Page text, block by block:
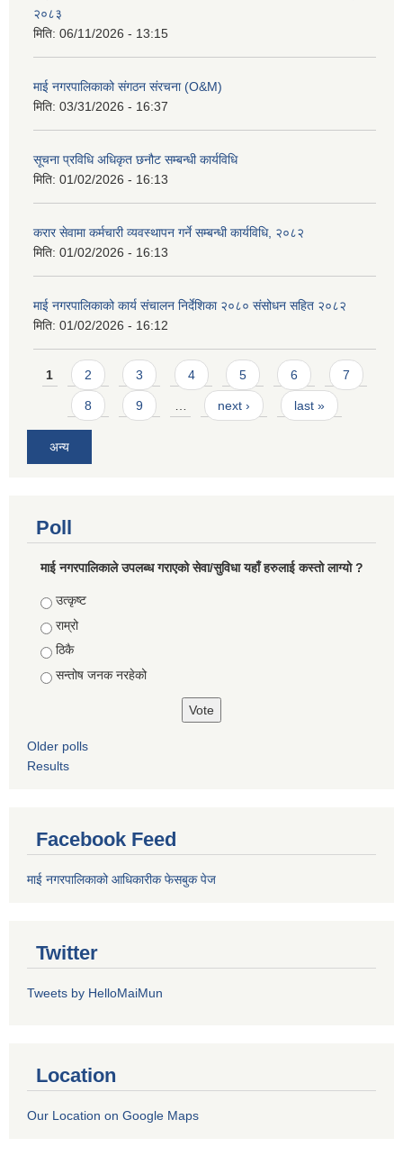
२०८३
मिति: 06/11/2026 - 13:15
माई नगरपालिकाको संगठन संरचना (O&M)
मिति: 03/31/2026 - 16:37
सूचना प्रविधि अधिकृत छनौट सम्बन्धी कार्यविधि
मिति: 01/02/2026 - 16:13
करार सेवामा कर्मचारी व्यवस्थापन गर्ने सम्बन्धी कार्यविधि, २०८२
मिति: 01/02/2026 - 16:13
माई नगरपालिकाको कार्य संचालन निर्देशिका २०८० संसोधन सहित २०८२
मिति: 01/02/2026 - 16:12
Pages
1 2 3 4 5 6 7
8 9 next › last »
अन्य
Poll
माई नगरपालिकाले उपलब्ध गराएको सेवा/सुविधा यहाँ हरुलाई कस्तो लाग्यो ?
Choices
उत्कृष्ट
राम्रो
ठिकै
सन्तोष जनक नरहेको
Older polls
Results
Facebook Feed
माई नगरपालिकाको आधिकारीक फेसबुक पेज
Twitter
Tweets by HelloMaiMun
Location
Our Location on Google Maps